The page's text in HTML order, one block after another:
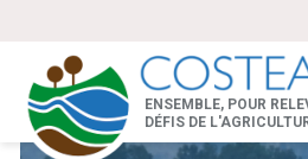
ENSEMBLE, POUR
DÉFIS DE